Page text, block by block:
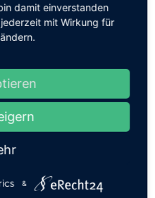
damit einverstanden
mit Wirkung für
&